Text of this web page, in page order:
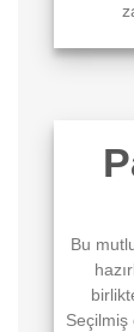
Bu
Seçilmiş